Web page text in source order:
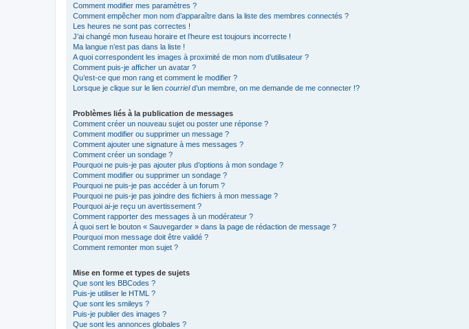
Comment modifier mes paramètres ?
Comment empêcher mon nom d’apparaître dans la liste des membres connectés ?
Les heures ne sont pas correctes !
J’ai changé mon fuseau horaire et l’heure est toujours incorrecte !
Ma langue n’est pas dans la liste !
A quoi correspondent les images à proximité de mon nom d’utilisateur ?
Comment puis-je afficher un avatar ?
Qu’est-ce que mon rang et comment le modifier ?
Lorsque je clique sur le lien courrield’un membre, on me demande de me connecter !?
Problèmes liés à la publication de messages
Comment créer un nouveau sujet ou poster une réponse ?
Comment modifier ou supprimer un message ?
Comment ajouter une signature à mes messages ?
Comment créer un sondage ?
Pourquoi ne puis-je pas ajouter plus d’options à mon sondage ?
Comment modifier ou supprimer un sondage ?
Pourquoi ne puis-je pas accéder à un forum ?
Pourquoi ne puis-je pas joindre des fichiers à mon message ?
Pourquoi ai-je reçu un avertissement ?
Comment rapporter des messages à un modérateur ?
À quoi sert le bouton « Sauvegarder » dans la page de rédaction de message ?
Pourquoi mon message doit être validé ?
Comment remonter mon sujet ?
Mise en forme et types de sujets
Que sont les BBCodes ?
Puis-je utiliser le HTML ?
Que sont les smileys ?
Puis-je publier des images ?
Que sont les annonces globales ?